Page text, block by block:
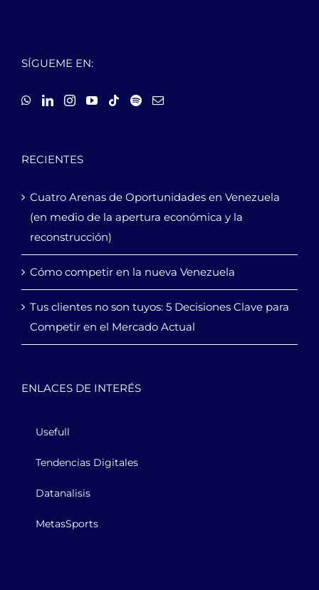
SÍGUEME EN:
RECIENTES
Cuatro Arenas de Oportunidades en Venezuela
(en medio de la apertura económica y la
reconstrucción)
Cómo competir en la nueva Venezuela
Tus clientes no son tuyos: 5 Decisiones Clave para
Competir en el Mercado Actual
ENLACES DE INTERÉS
Usefull
Tendencias Digitales
Datanalisis
MetasSports